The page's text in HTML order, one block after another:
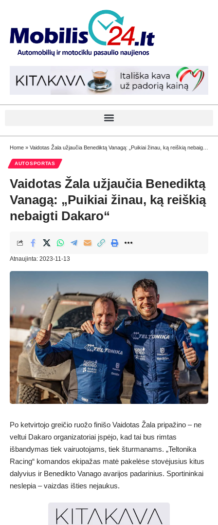
Home » Vaidotas Žala užjaučia Benediktą Vanagą: „Puikiai žinau, ką reiškią nebaigti Dakaro“
AUTOSPORTAS
Vaidotas Žala užjaučia Benediktą
Vanagą: „Puikiai žinau, ką reiškią
nebaigti Dakaro“
Atnaujinta: 2023-11-13
Po ketvirtojo greičio ruožo finišo Vaidotas Žala pripažino – ne
veltui Dakaro organizatoriai įspėjo, kad tai bus rimtas
išbandymas tiek vairuotojams, tiek šturmanams. „Teltonika
Racing“ komandos ekipažas matė pakelėse stovėjusius kitus
dalyvius ir Benedikto Vanago avarijos padarinius. Sportininkai
neslepia – vaizdas išties nejaukus.